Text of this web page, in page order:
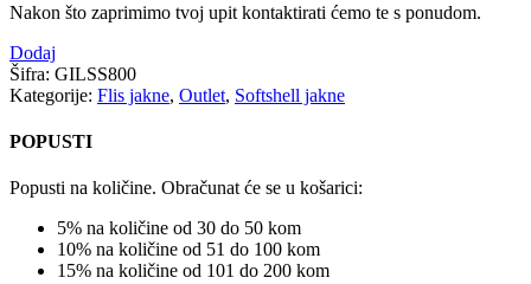
Nakon što zaprimimo tvoj upit kontaktirati ćemo te s ponudom.
Dodaj
Šifra: GILSS800
Kategorije: Flis jakne, Outlet, Softshell jakne
POPUSTI
Popusti na količine. Obračunat će se u košarici:
5% na količine od 30 do 50 kom
10% na količine od 51 do 100 kom
15% na količine od 101 do 200 kom